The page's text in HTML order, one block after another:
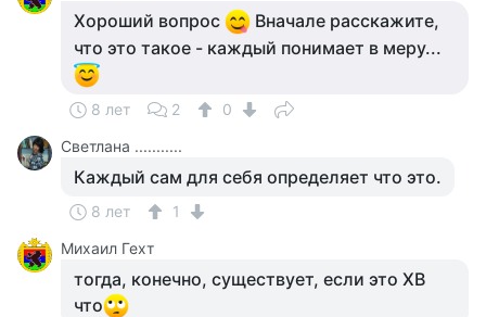
Хороший вопрос
Вначале расскажите,
что это такое - каждый понимает в меру...
8 лет 2
0
Светлана ...........
Каждый сам для себя определяет что это.
8 лет
1
Михаил Гехт
тогда, конечно, существует, если это ХВ
что